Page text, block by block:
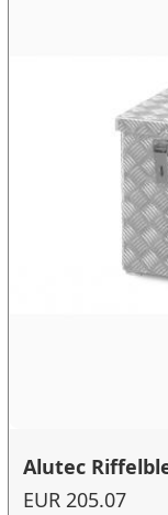
Alutec
EUR 205.07